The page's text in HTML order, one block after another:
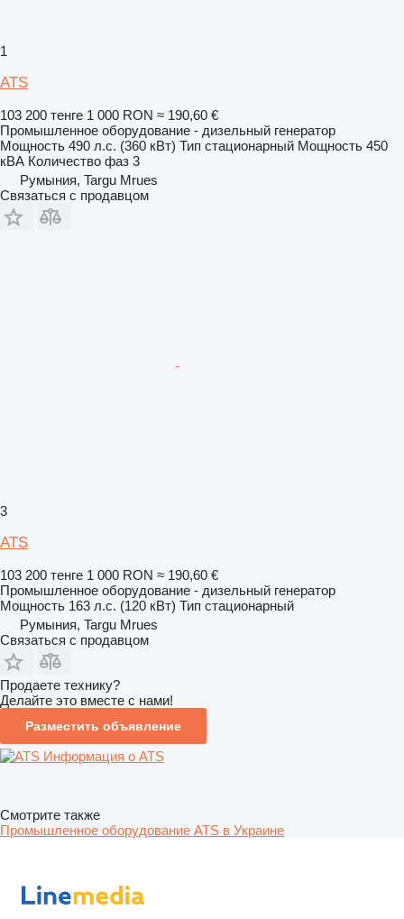
1
ATS
103 200 тенге 1 000 RON ≈ 190,60 €
Промышленное оборудование - дизельный генератор
Мощность 490 л.с. (360 кВт) Тип стационарный Мощность 450
кВА Количество фаз 3
Румыния, Targu Mrues
Связаться с продавцом
3
ATS
103 200 тенге 1 000 RON ≈ 190,60 €
Промышленное оборудование - дизельный генератор
Мощность 163 л.с. (120 кВт) Тип стационарный
Румыния, Targu Mrues
Связаться с продавцом
Продаете технику?
Делайте это вместе с нами!
Разместить объявление
Информация о ATS
Смотрите также
Промышленное оборудование ATS в Украине